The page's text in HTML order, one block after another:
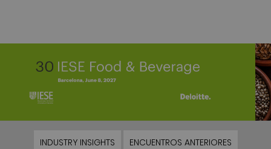
INDUSTRY INSIGHTS ENCUENTROS ANTERIORES